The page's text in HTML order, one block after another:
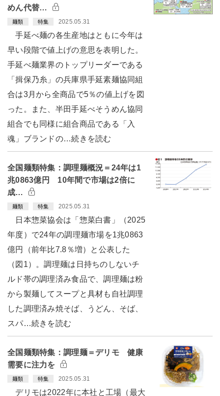
めん代替…
麺類 特集 2025.05.31
手延べ麺の各生産地はともに今年は
早い段階で値上げの意思を表明した。
手延べ麺業界のトップリーダーである
「揖保乃糸」の兵庫県手延素麺協同組
合は3月から全商品で5％の値上げを図
った。また、半田手延べそうめん協同
組合でも同様に組合商品である「入
魂」ブランドの…続きを読む
全国麺類特集：調理麺概況＝24年は1
兆0863億円 10年間で市場は2倍に
成…
麺類 特集 2025.05.31
日本惣菜協会は「惣菜白書」（2025
年度）で24年の調理麺市場を1兆0863
億円（前年比7.8％増）と公表した
（図1）。調理麺は日持ちのしないチ
ルド帯の調理済み食品で、調理麺は粉
から製麺してスープと具材も自社調理
した調理済み焼そば、うどん、そば、
スパ…続きを読む
全国麺類特集：調理麺＝デリモ 健康
需要に注力を
麺類 特集 2025.05.31
デリモは2022年に本社と工場（最大